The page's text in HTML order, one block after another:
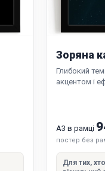
Зоряна
Глибокий
акцентом і
А3 в рамці
постер без
Для тих,